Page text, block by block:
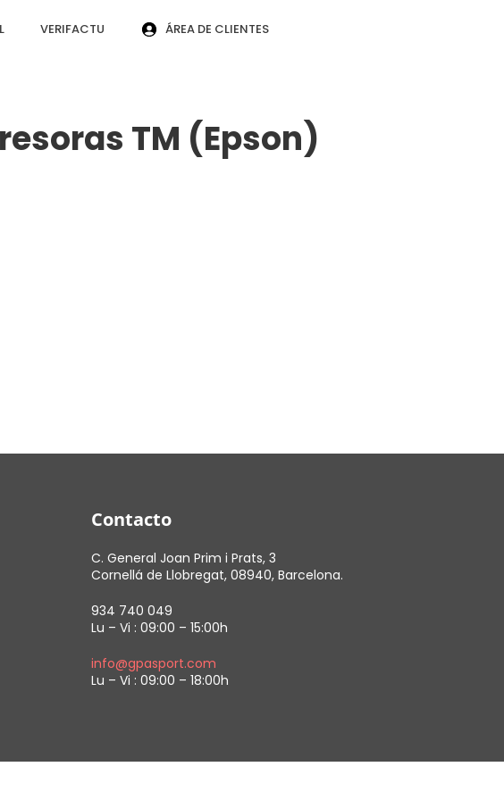
VERIFACTU ÁREA DE CLIENTES
TM (Epson)
Contacto
C. General Joan Prim i Prats, 3
Cornellá de Llobregat, 08940, Barcelona.
934 740 049
Lu – Vi : 09:00 – 15:00h
info@gpasport.com
Lu – Vi : 09:00 – 18:00h